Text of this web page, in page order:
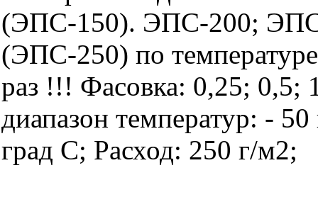
(ЭПС-150). ЭПС-200;
(ЭПС-250) по
раз !!! Фасовка: 0,25; 0,5;
диапазон температур: -
град С; Расход: 250 г/м2;